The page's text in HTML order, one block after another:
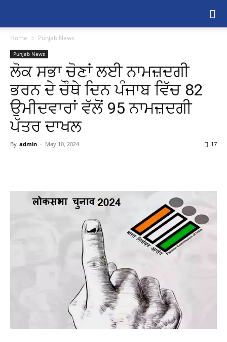
Home Punjab News
Punjab News
ਲੋਕ ਸਭਾ ਚੋਣਾਂ ਲਈ ਨਾਮਜ਼ਦਗੀ
ਭਰਨ ਦੇ ਚੌਥੇ ਦਿਨ ਪੰਜਾਬ ਵਿੱਚ 82
ਉਮੀਦਵਾਰਾਂ ਵੱਲੋਂ 95 ਨਾਮਜ਼ਦਗੀ
ਪੱਤਰ ਦਾਖਲ
By admin - May 10, 2024 17